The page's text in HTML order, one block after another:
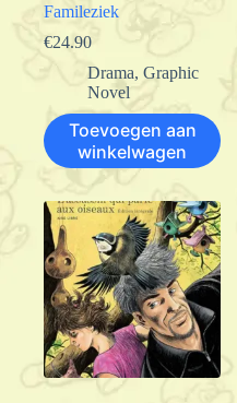
Famileziek
€24.90
Drama, Graphic
Novel
Toevoegen aan
winkelwagen